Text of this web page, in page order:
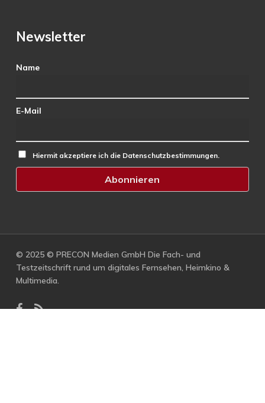
Newsletter
Name
E-Mail
Hiermit akzeptiere ich die Datenschutzbestimmungen.
© 2025 © PRECON Medien GmbH Die Fach- und
Testzeitschrift rund um digitales Fernsehen, Heimkino &
Multimedia.
facebook
RSS